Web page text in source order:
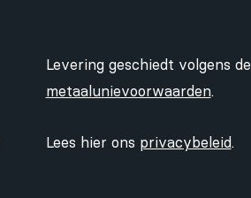
Levering geschiedt volgens de
metaalunievoorwaarden.
Lees hier ons privacybeleid.